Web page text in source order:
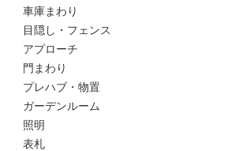
車庫まわり
目隠し・フェンス
アプローチ
門まわり
プレハブ・物置
ガーデンルーム
照明
表札